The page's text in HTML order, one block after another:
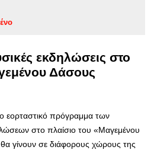
εκδηλώσεις στο
Δάσους
εορταστικό πρόγραμμα των
στο πλαίσιο του «Μαγεμένου
γίνουν σε διάφορους χώρους της